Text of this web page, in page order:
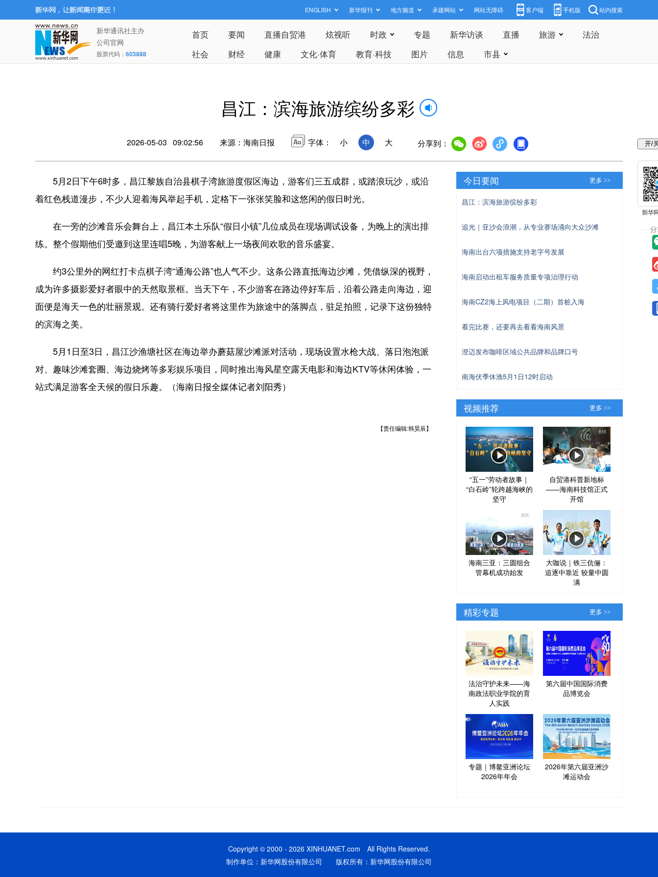
ENGLISH 新华报刊 地方频道 承建网站 网站无障碍 客户端 手机版 站内搜索
新华通讯社主办
公司官网
股票代码： 603888
首页 要闻 直播自贸港 炫视听 时政 专题 新华访谈 直播 旅游
法治
社会
财经 健康 文化·体育 教育·科技 图片 信息 市县
昌江：滨海旅游缤纷多彩
2026-05-03 09:02:56 来源：海南日报 字体： 小 中 大 分享到：
5月2日下午6时多，昌江黎族自治县棋子湾旅游度假区海边，游客们三五成群，或踏浪玩沙，或沿
着红色栈道漫步，不少人迎着海风举起手机，定格下一张张笑脸和这悠闲的假日时光。
在一旁的沙滩音乐会舞台上，昌江本土乐队“假日小镇”几位成员在现场调试设备，为晚上的演出排
练。整个假期他们受邀到这里连唱5晚，为游客献上一场夜间欢歌的音乐盛宴。
约3公里外的网红打卡点棋子湾“通海公路”也人气不少。这条公路直抵海边沙滩，凭借纵深的视野，
成为许多摄影爱好者眼中的天然取景框。当天下午，不少游客在路边停好车后，沿着公路走向海边，迎
面便是海天一色的壮丽景观。还有骑行爱好者将这里作为旅途中的落脚点，驻足拍照，记录下这份独特
的滨海之美。
5月1日至3日，昌江沙渔塘社区在海边举办蘑菇屋沙滩派对活动，现场设置水枪大战、落日泡泡派
对、趣味沙滩套圈、海边烧烤等多彩娱乐项目，同时推出海风星空露天电影和海边KTV等休闲体验，一
站式满足游客全天候的假日乐趣。（海南日报全媒体记者刘阳秀）
【责任编辑:韩昊辰】
今日要闻 更多 >>
昌江：滨海旅游缤纷多彩
追光｜亚沙会浪潮，从专业赛场涌向大众沙滩
海南出台六项措施支持老字号发展
海南启动出租车服务质量专项治理行动
海南CZ2海上风电项目（二期）首桩入海
看完比赛，还要再去看看海南风景
澄迈发布咖啡区域公共品牌和品牌口号
南海伏季休渔5月1日12时启动
视频推荐 更多 >>
“五一”劳动者故事｜
“白石岭”轮跨越海峡的
坚守
自贸港科普新地标
——海南科技馆正式
开馆
海南三亚：三圆组合
管幕机成功始发
大咖说｜铁三伉俪：
追逐中靠近 较量中圆
满
精彩专题 更多 >>
法治守护未来——海
南政法职业学院的育
人实践
第六届中国国际消费
品博览会
专题｜博鳌亚洲论坛
2026年年会
2026年第六届亚洲沙
滩运动会
Copyright © 2000 - 2026 XINHUANET.com All Rights Reserved.
制作单位：新华网股份有限公司 版权所有：新华网股份有限公司